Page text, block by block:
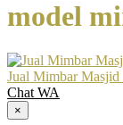
model
Jual Mimbar
Chat WA
×